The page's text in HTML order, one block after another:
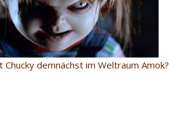
Chucky demnächst im Weltraum Amok?